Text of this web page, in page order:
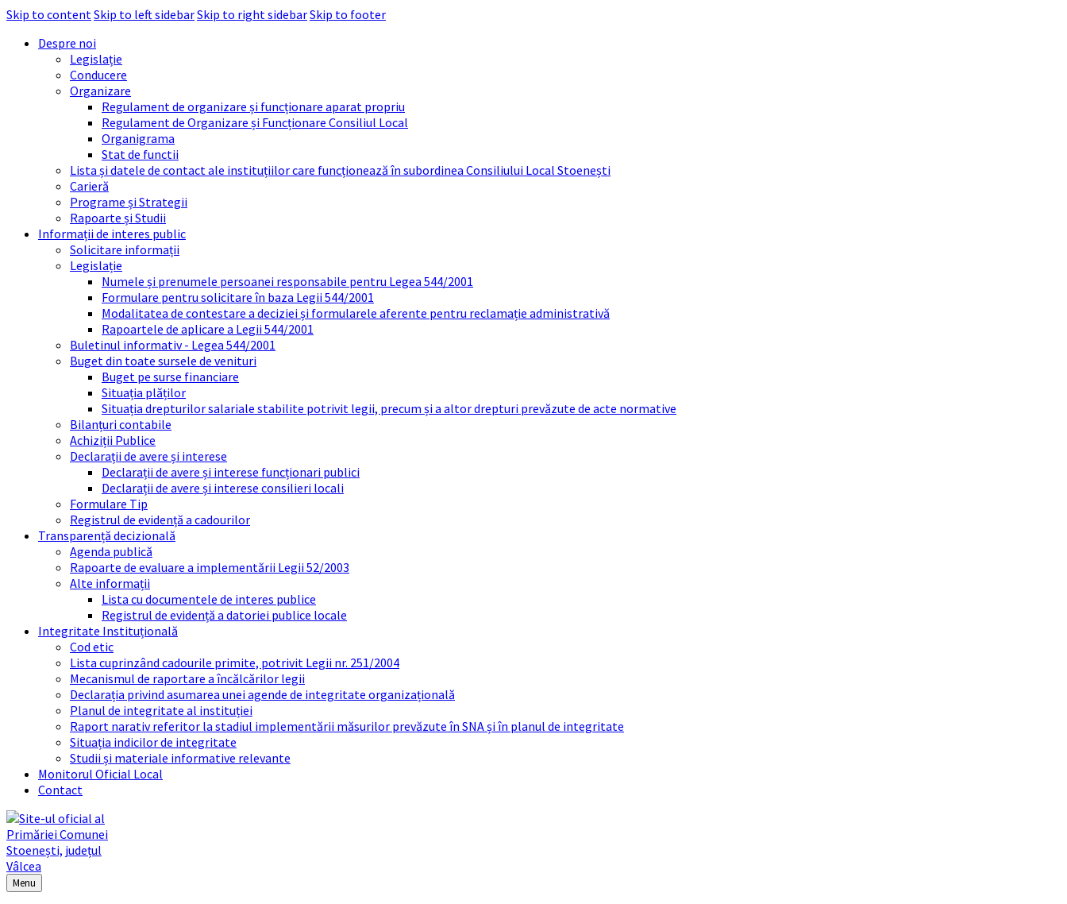
Skip to contentSkip to left sidebarSkip to right sidebarSkip to footer
Despre noi
Legislație
Conducere
Organizare
Regulament de organizare și funcționare aparat propriu
Regulament de Organizare și Funcționare Consiliul Local
Organigrama
Stat de functii
Lista și datele de contact ale instituțiilor care funcționează în subordinea Consiliului Local Stoenești
Carieră
Programe și Strategii
Rapoarte și Studii
Informații de interes public
Solicitare informații
Legislație
Numele și prenumele persoanei responsabile pentru Legea 544/2001
Formulare pentru solicitare în baza Legii 544/2001
Modalitatea de contestare a deciziei și formularele aferente pentru reclamație administrativă
Rapoartele de aplicare a Legii 544/2001
Buletinul informativ - Legea 544/2001
Buget din toate sursele de venituri
Buget pe surse financiare
Situația plăților
Situația drepturilor salariale stabilite potrivit legii, precum și a altor drepturi prevăzute de acte normative
Bilanțuri contabile
Achiziții Publice
Declarații de avere și interese
Declarații de avere și interese funcționari publici
Declarații de avere și interese consilieri locali
Formulare Tip
Registrul de evidență a cadourilor
Transparență decizională
Agenda publică
Rapoarte de evaluare a implementării Legii 52/2003
Alte informații
Lista cu documentele de interes publice
Registrul de evidență a datoriei publice locale
Integritate Instituțională
Cod etic
Lista cuprinzând cadourile primite, potrivit Legii nr. 251/2004
Mecanismul de raportare a încălcărilor legii
Declarația privind asumarea unei agende de integritate organizațională
Planul de integritate al instituției
Raport narativ referitor la stadiul implementării măsurilor prevăzute în SNA și în planul de integritate
Situația indicilor de integritate
Studii și materiale informative relevante
Monitorul Oficial Local
Contact
Menu